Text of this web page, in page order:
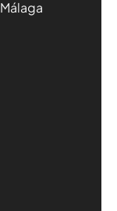
Málaga